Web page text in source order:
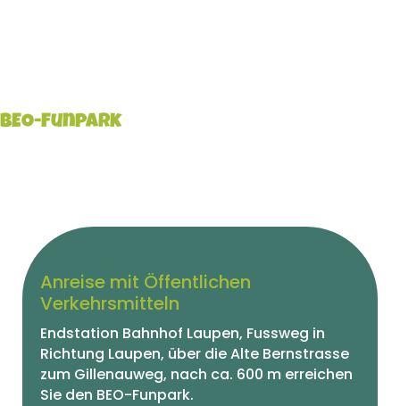
BEO-Funpark
Anreise mit Öffentlichen
Verkehrsmitteln
Endstation Bahnhof Laupen, Fussweg in
Richtung Laupen, über die Alte Bernstrasse
zum Gillenauweg, nach ca. 600 m erreichen
Sie den BEO-Funpark.